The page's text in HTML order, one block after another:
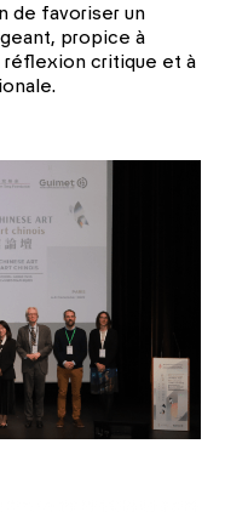
de favoriser un
propice à
réflexion critique et à